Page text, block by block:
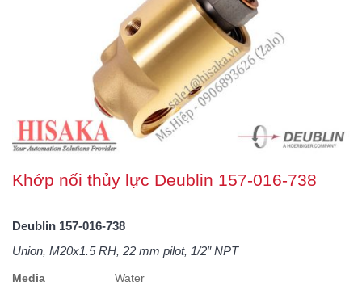
Khớp nối thủy lực Deublin 157-016-738
Deublin 157-016-738
Union, M20x1.5 RH, 22 mm pilot, 1/2″ NPT
Media Water